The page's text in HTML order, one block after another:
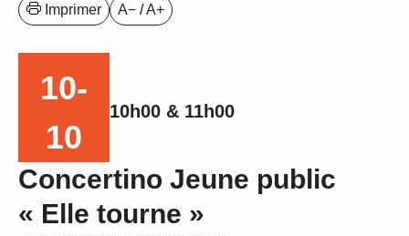
A− /A+
Imprimer
10-
10
10h00 & 11h00
Concertino Jeune public
« Elle tourne »